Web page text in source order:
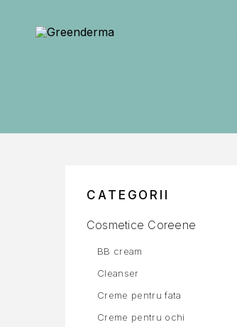
CATEGORII
Cosmetice Coreene
BB cream
Cleanser
Creme pentru fata
Creme pentru ochi